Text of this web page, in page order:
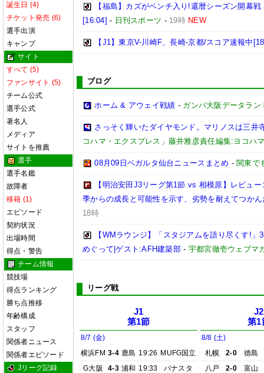
誕生日 (4)
チケット発売 (6)
選手出演
キャンプ
サイト
すべて (5)
ファンサイト (5)
チーム公式
選手公式
著名人
メディア
サイトを推薦
選手
選手名鑑
故障者
移籍 (1)
エピソード
契約状況
出場時間
得点・警告
チーム情報
競技場
得点ランキング
勝ち点推移
年齢構成
スタッフ
関係者ニュース
関係者エピソード
Jリーグ記録
【福島】カズがベンチ入り!還暦シーズン開幕
[16:04] - 日刊スポーツ - 19時 NEW
【J1】東京V-川崎F、長崎-京都/スコア速報中
ブログ
ホーム & アウェイ戦績 - ガンバ大阪データラ
さっそく輝いたダイヤモンド。マリノスは三井
コハマ・エクスプレス」藤井雅彦責任編集:ヨコハ
08月09日ベガルタ仙台ニュースまとめ - 関東で
【明治安田J3リーグ第1節 vs 相模原】レビュ
季からの成長と可能性を示す、劣勢を耐えてつか
18時
【WMラウンジ】「スタジアムを語り尽くす!
めぐって|ゲスト:AFH建築部 - 宇都宮徹壱ウェブマ
リーグ戦
J1
第1節
8/7 (金)
横浜FM 3-4 鹿島 19:26 MUFG国立
G大阪
4-3 浦和 19:33
パナスタ
J2
第1
8/8 (土)
札幌
2-0
徳島
八戸
2-0
富山